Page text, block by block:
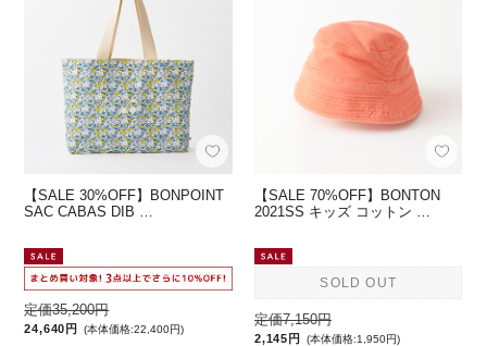
【SALE 30%OFF】BONPOINT
SAC CABAS DIB …
定価35,200円
24,640円 (本体価格:22,400円)
【SALE 70%OFF】BONTON
2021SS キッズ コットン …
SOLD OUT
定価7,150円
2,145円 (本体価格:1,950円)